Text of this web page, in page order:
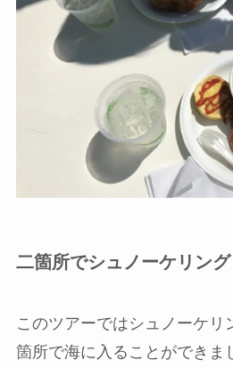
二箇所でシュノーケリング
このツアーではシュノーケリ
箇所で海に入ることができま